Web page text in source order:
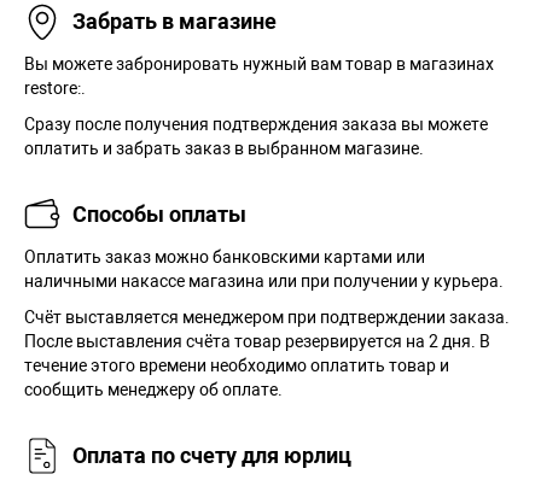
Забрать в магазине
Вы можете забронировать нужный вам товар в магазинах
restore:.
Сразу после получения подтверждения заказа вы можете
оплатить и забрать заказ в выбранном магазине.
Способы оплаты
Оплатить заказ можно банковскими картами или
наличными накассе магазина или при получении у курьера.
Cчёт выставляется менеджером при подтверждении заказа.
После выставления счёта товар резервируется на 2 дня. В
течение этого времени необходимо оплатить товар и
сообщить менеджеру об оплате.
Оплата по счету для юрлиц